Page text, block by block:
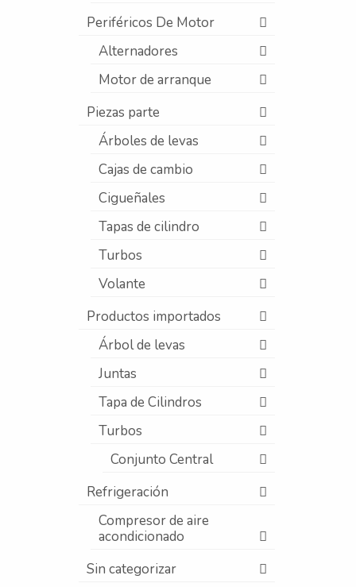
Periféricos De Motor
Alternadores
Motor de arranque
Piezas parte
Árboles de levas
Cajas de cambio
Cigueñales
Tapas de cilindro
Turbos
Volante
Productos importados
Árbol de levas
Juntas
Tapa de Cilindros
Turbos
Conjunto Central
Refrigeración
Compresor de aire
acondicionado
Sin categorizar